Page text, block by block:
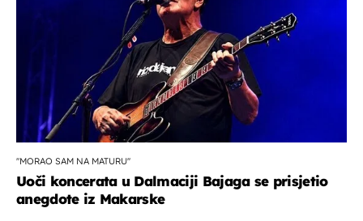
''MORAO SAM NA MATURU''
Uoči koncerata u Dalmaciji Bajaga se prisjetio
anegdote iz Makarske